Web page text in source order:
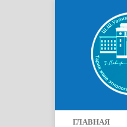
ГЛАВНАЯ